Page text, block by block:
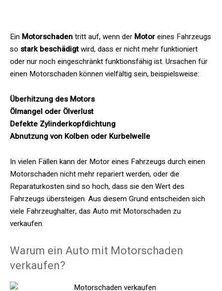
Ein Motorschadentritt auf, wenn der Motoreines Fahrzeugs
so stark beschädigtwird, dass er nicht mehr funktioniert
oder nur noch eingeschränkt funktionsfähig ist. Ursachen für
einen Motorschaden können vielfältig sein, beispielsweise:
Überhitzung des Motors
Ölmangel oder Ölverlust
Defekte Zylinderkopfdichtung
Abnutzung von Kolben oder Kurbelwelle
In vielen Fällen kann der Motor eines Fahrzeugs durch einen
Motorschaden nicht mehr repariert werden, oder die
Reparaturkosten sind so hoch, dass sie den Wert des
Fahrzeugs übersteigen. Aus diesem Grund entscheiden sich
viele Fahrzeughalter, das Auto mit Motorschaden zu
verkaufen.
Warum ein Auto mit Motorschaden
verkaufen?